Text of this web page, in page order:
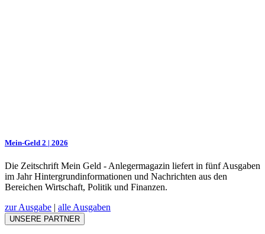
Mein-Geld 2 | 2026
Die Zeitschrift Mein Geld - Anlegermagazin liefert in fünf Ausgaben
im Jahr Hintergrundinformationen und Nachrichten aus den
Bereichen Wirtschaft, Politik und Finanzen.
zur Ausgabe | alle Ausgaben
UNSERE PARTNER